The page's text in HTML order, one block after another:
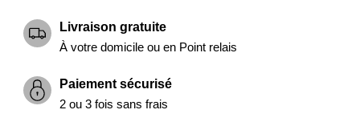
Livraison gratuite
À votre domicile ou en Point relais
Paiement sécurisé
2 ou 3 fois sans frais